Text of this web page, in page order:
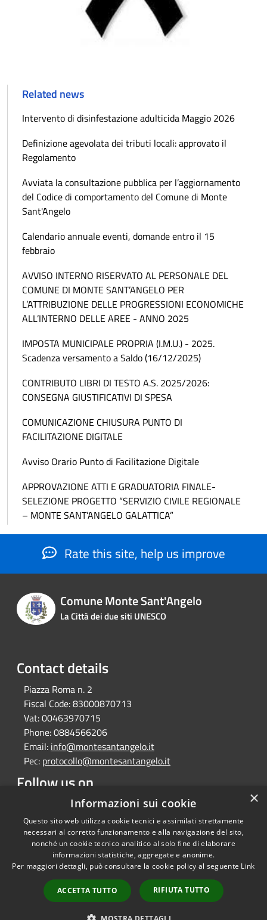
Related news
Intervento di disinfestazione adulticida Maggio 2026
Definizione agevolata dei tributi locali: approvato il
Regolamento
Avviata la consultazione pubblica per l’aggiornamento
del Codice di comportamento del Comune di Monte
Sant'Angelo
Calendario annuale eventi, domande entro il 15
febbraio
AVVISO INTERNO RISERVATO AL PERSONALE DEL
COMUNE DI MONTE SANT’ANGELO PER
L’ATTRIBUZIONE DELLE PROGRESSIONI ECONOMICHE
ALL’INTERNO DELLE AREE - ANNO 2025
IMPOSTA MUNICIPALE PROPRIA (I.M.U.) - 2025.
Scadenza versamento a Saldo (16/12/2025)
CONTRIBUTO LIBRI DI TESTO A.S. 2025/2026:
CONSEGNA GIUSTIFICATIVI DI SPESA
COMUNICAZIONE CHIUSURA PUNTO DI
FACILITAZIONE DIGITALE
Avviso Orario Punto di Facilitazione Digitale
APPROVAZIONE ATTI E GRADUATORIA FINALE-
SELEZIONE PROGETTO “SERVIZIO CIVILE REGIONALE
– MONTE SANT’ANGELO GALATTICA”
Rate this site, help us improve
Comune Monte Sant'Angelo
La Città dei due siti UNESCO
Contact details
Piazza Roma n. 2
Fiscal Code:83000870713
Vat:00463970715
Phone:0884566206
Email: info@montesantangelo.it
Pec: protocollo@montesantangelo.it
Follow us on
FacebookYoutubeInstagramTelegramWhatsapp
RSS
Accessibility
Copyright © 2026 • Comune
Monte Sant'Angelo • Powered
byMunicipium
Admin
access
×
Informazioni sui cookie
Questo sito web utilizza cookie tecnici e assimilati strettamente
necessari al corretto funzionamento e alla navigazione del sito,
nonché un cookie tecnico analitico al solo fine di elaborare
informazioni statistiche, aggregate e anonime.
Per maggiori dettagli, può consultare la cookie policy al seguente Link
ACCETTA TUTTO RIFIUTA TUTTO